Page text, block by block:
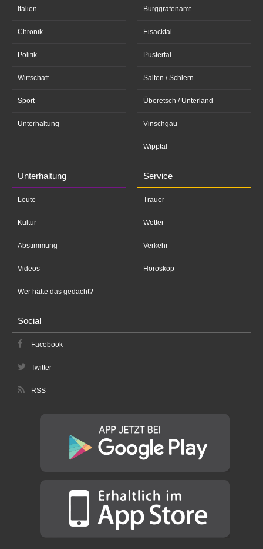
Italien
Chronik
Politik
Wirtschaft
Sport
Unterhaltung
Burggrafenamt
Eisacktal
Pustertal
Salten / Schlern
Überetsch / Unterland
Vinschgau
Wipptal
Unterhaltung
Leute
Kultur
Abstimmung
Videos
Wer hätte das gedacht?
Service
Trauer
Wetter
Verkehr
Horoskop
Social
Facebook
Twitter
RSS